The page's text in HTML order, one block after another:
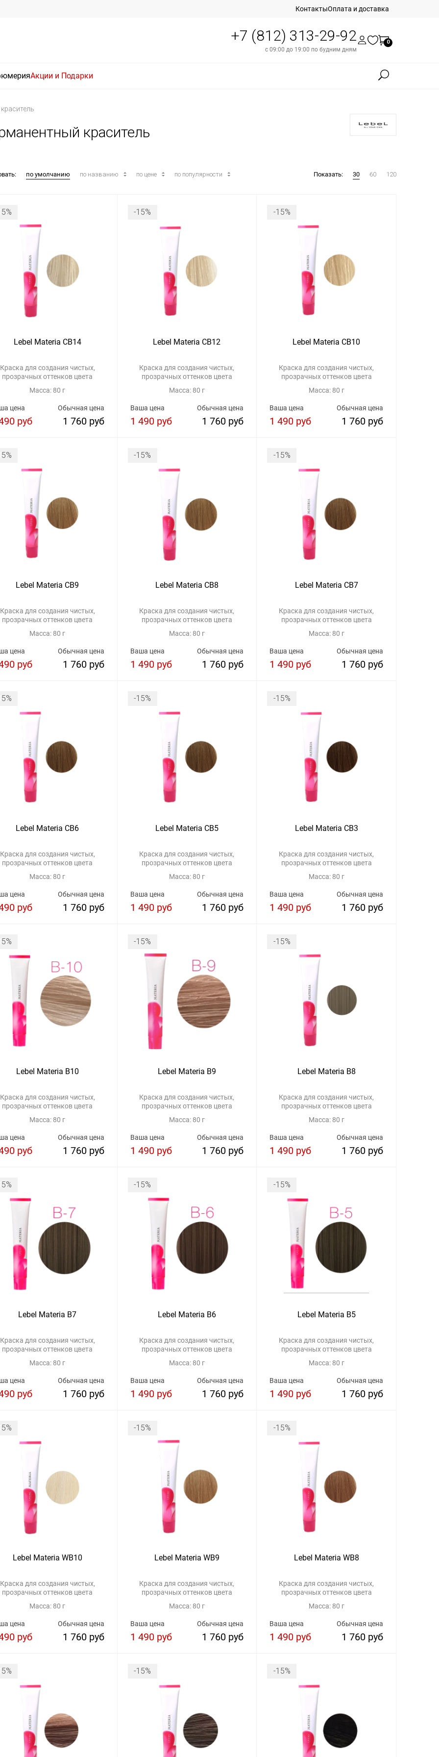
КонтактыОплата и доставка
+7 (812) 313-29-92
с 09:00 до 19:00 по будним дням
0
Акции и Подарки
краситель
по умолчанию по названию по цене по популярности Показать: 30 60 120
Lebel Materia CB14
Краска для создания чистых,
прозрачных оттенков цвета
Масса: 80 г
Обычная цена
1 760 руб
цена
руб
-15%
Lebel Materia CB12
Краска для создания чистых,
прозрачных оттенков цвета
Масса: 80 г
Обычная цена
1 760 руб
Ваша цена
1 490 руб
-15%
Lebel Materia CB10
Краска для создания чистых,
прозрачных оттенков цвета
Масса: 80 г
Обычная цена
1 760 руб
Ваша цена
1 490 руб
Lebel Materia CB9
Краска для создания чистых,
прозрачных оттенков цвета
Масса: 80 г
Обычная цена
1 760 руб
цена
руб
-15%
Lebel Materia CB8
Краска для создания чистых,
прозрачных оттенков цвета
Масса: 80 г
Обычная цена
1 760 руб
Ваша цена
1 490 руб
-15%
Lebel Materia CB7
Краска для создания чистых,
прозрачных оттенков цвета
Масса: 80 г
Обычная цена
1 760 руб
Ваша цена
1 490 руб
Lebel Materia CB6
Краска для создания чистых,
прозрачных оттенков цвета
Масса: 80 г
Обычная цена
1 760 руб
цена
руб
-15%
Lebel Materia CB5
Краска для создания чистых,
прозрачных оттенков цвета
Масса: 80 г
Обычная цена
1 760 руб
Ваша цена
1 490 руб
-15%
Lebel Materia CB3
Краска для создания чистых,
прозрачных оттенков цвета
Масса: 80 г
Обычная цена
1 760 руб
Ваша цена
1 490 руб
Lebel Materia B10
Краска для создания чистых,
прозрачных оттенков цвета
Масса: 80 г
Обычная цена
1 760 руб
цена
руб
-15%
Lebel Materia B9
Краска для создания чистых,
прозрачных оттенков цвета
Масса: 80 г
Обычная цена
1 760 руб
Ваша цена
1 490 руб
-15%
Lebel Materia B8
Краска для создания чистых,
прозрачных оттенков цвета
Масса: 80 г
Обычная цена
1 760 руб
Ваша цена
1 490 руб
Lebel Materia B7
Краска для создания чистых,
прозрачных оттенков цвета
Масса: 80 г
Обычная цена
1 760 руб
цена
руб
-15%
Lebel Materia B6
Краска для создания чистых,
прозрачных оттенков цвета
Масса: 80 г
Обычная цена
1 760 руб
Ваша цена
1 490 руб
-15%
Lebel Materia B5
Краска для создания чистых,
прозрачных оттенков цвета
Масса: 80 г
Обычная цена
1 760 руб
Ваша цена
1 490 руб
Lebel Materia WB10
Краска для создания чистых,
прозрачных оттенков цвета
Масса: 80 г
Обычная цена
1 760 руб
цена
руб
-15%
Lebel Materia WB9
Краска для создания чистых,
прозрачных оттенков цвета
Масса: 80 г
Обычная цена
1 760 руб
Ваша цена
1 490 руб
-15%
Lebel Materia WB8
Краска для создания чистых,
прозрачных оттенков цвета
Масса: 80 г
Обычная цена
1 760 руб
Ваша цена
1 490 руб
-15% -15%